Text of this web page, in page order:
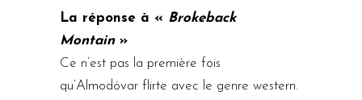
La réponse à « Brokeback
Montain »
Ce n’est pas la première fois
qu’Almodóvar flirte avec le genre western.